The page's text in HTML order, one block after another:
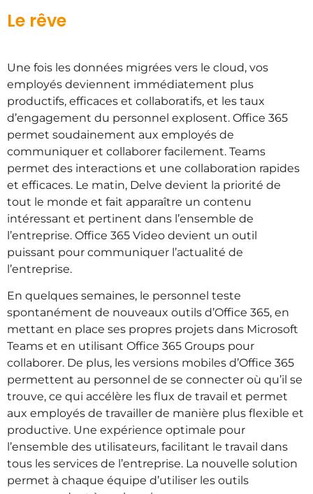
Le rêve
Une fois les données migrées vers le cloud, vos
employés deviennent immédiatement plus
productifs, efficaces et collaboratifs, et les taux
d’engagement du personnel explosent. Office 365
permet soudainement aux employés de
communiquer et collaborer facilement. Teams
permet des interactions et une collaboration rapides
et efficaces. Le matin, Delve devient la priorité de
tout le monde et fait apparaître un contenu
intéressant et pertinent dans l’ensemble de
l’entreprise. Office 365 Video devient un outil
puissant pour communiquer l’actualité de
l’entreprise.
En quelques semaines, le personnel teste
spontanément de nouveaux outils d’Office 365, en
mettant en place ses propres projets dans Microsoft
Teams et en utilisant Office 365 Groups pour
collaborer. De plus, les versions mobiles d’Office 365
permettent au personnel de se connecter où qu’il se
trouve, ce qui accélère les flux de travail et permet
aux employés de travailler de manière plus flexible et
productive. Une expérience optimale pour
l’ensemble des utilisateurs, facilitant le travail dans
tous les services de l’entreprise. La nouvelle solution
permet à chaque équipe d’utiliser les outils